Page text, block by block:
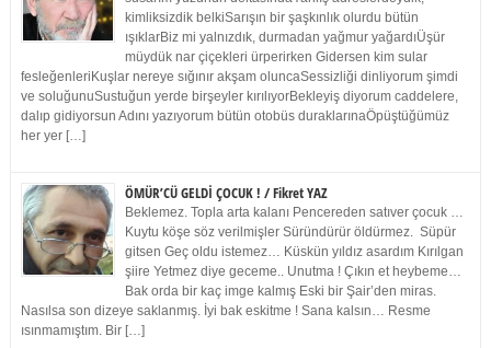
kimliksizdik belkiSarışın bir şaşkınlık olurdu bütün
ışıklarBiz mi yalnızdık, durmadan yağmur yağardıÜşür
müydük nar çiçekleri ürperirken Gidersen kim sular
fesleğenleriKuşlar nereye sığınır akşam oluncaSessizliği dinliyorum şimdi
ve soluğunuSustuğun yerde birşeyler kırılıyorBekleyiş diyorum caddelere,
dalıp gidiyorsun Adını yazıyorum bütün otobüs duraklarınaÖpüştüğümüz
her yer […]
ÖMÜR’CÜ GELDİ ÇOCUK ! / Fikret YAZ
Beklemez. Topla arta kalanı Pencereden satıver çocuk …
Kuytu köşe söz verilmişler Süründürür öldürmez. Süpür
gitsen Geç oldu istemez… Küskün yıldız asardım Kırılgan
şiire Yetmez diye geceme.. Unutma ! Çıkın et heybeme…
Bak orda bir kaç imge kalmış Eski bir Şair’den miras.
Nasılsa son dizeye saklanmış. İyi bak eskitme ! Sana kalsın… Resme
ısınmamıştım. Bir […]